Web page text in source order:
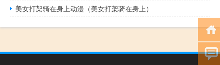
美女打架骑在身上动漫（美女打架骑在身上）